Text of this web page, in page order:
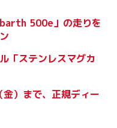
500e」の走りを
「ステンレスマグカ
）まで、正規ディー